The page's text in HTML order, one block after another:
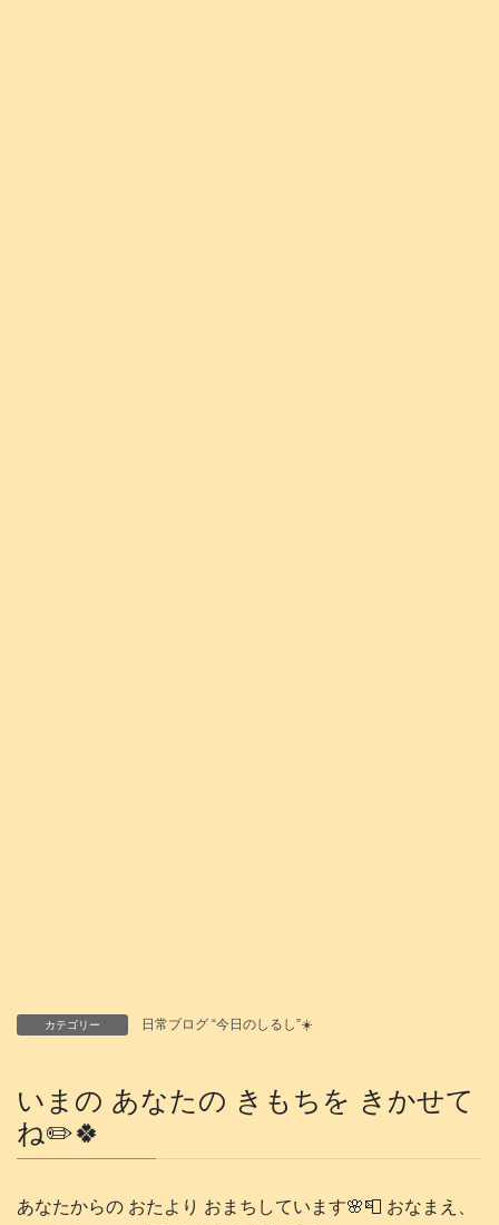
カテゴリー 日常ブログ “今日のしるし”☀️
いまの あなたの きもちを きかせて
ね✏️🍀
あなたからの おたより おまちしています🌸📮 おなまえ、